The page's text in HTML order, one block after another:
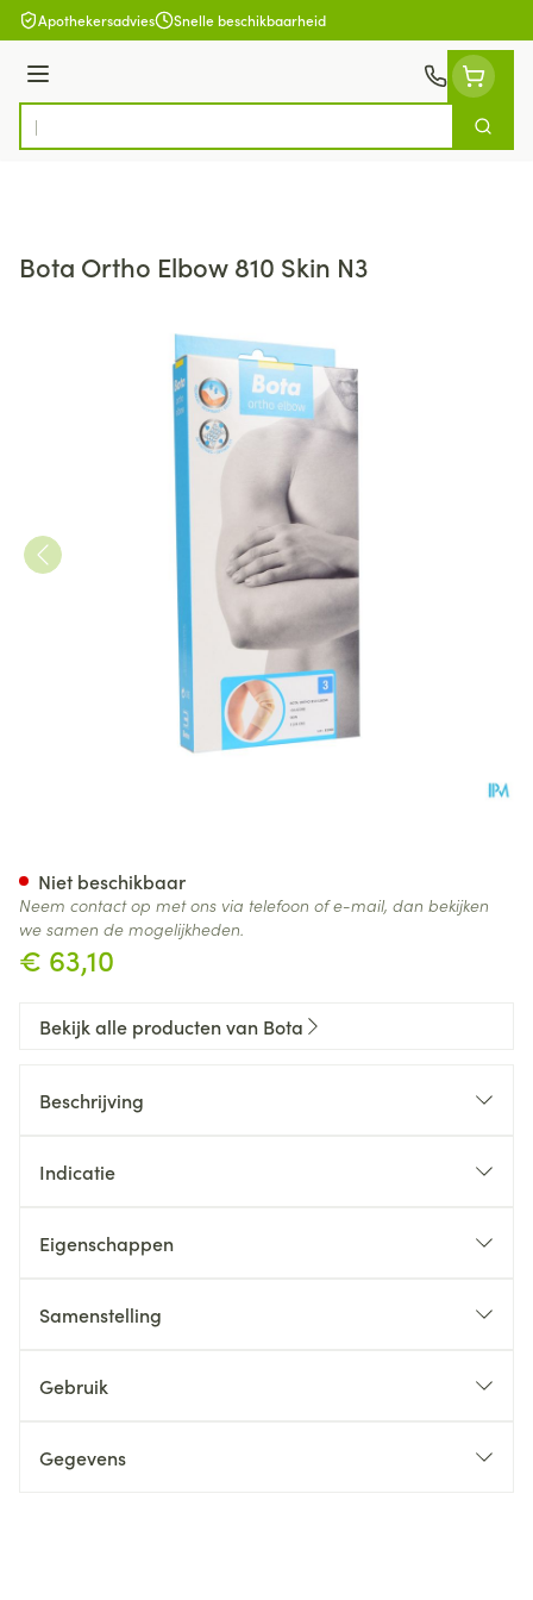
Ga naar de inhoud
Apothekersadvies Snelle beschikbaarheid
Menu
Product, merk, categorie...
Zoek
Bota Ortho Elbow 810 Skin N3
€ 63,10
Niet beschikbaar
Neem contact op met ons via telefoon of e-mail, dan bekijken
we samen de mogelijkheden.
Bekijk alle producten van Bota
Beschrijving
Indicatie
Eigenschappen
Samenstelling
Gebruik
Gegevens